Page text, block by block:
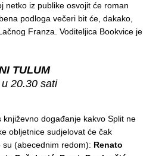
netko iz publike osvojit će roman
podloga večeri bit će, dakako,
Franza. Voditeljica Bookvice je
TULUM
20.30 sati
događanje kakvo Split ne
obljetnice sudjelovat će čak
(abecednim redom): Renato